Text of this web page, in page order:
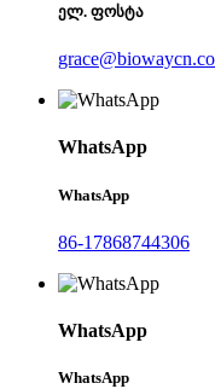
ელ. ფოსტა
WhatsApp
WhatsApp
86-17868744306
WhatsApp
WhatsApp